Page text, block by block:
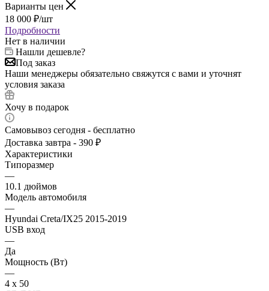
Варианты цен
18 000 ₽/шт
Подробности
Нет в наличии
Нашли дешевле?
Под заказ
Наши менеджеры обязательно свяжутся с вами и уточнят
условия заказа
Хочу в подарок
Самовывоз сегодня - бесплатно
Доставка завтра - 390 ₽
Характеристики
Типоразмер
—
10.1 дюймов
Модель автомобиля
—
Hyundai Creta/IX25 2015-2019
USB вход
—
Да
Мощность (Вт)
—
4 х 50